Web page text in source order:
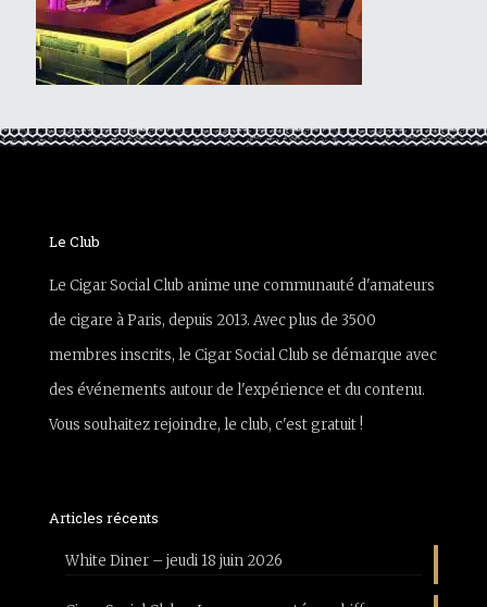
Le Club
Le Cigar Social Club anime une communauté d'amateurs
de cigare à Paris, depuis 2013. Avec plus de 3500
membres inscrits, le Cigar Social Club se démarque avec
des événements autour de l'expérience et du contenu.
Vous souhaitez rejoindre, le club, c'est gratuit !
Articles récents
White Diner – jeudi 18 juin 2026